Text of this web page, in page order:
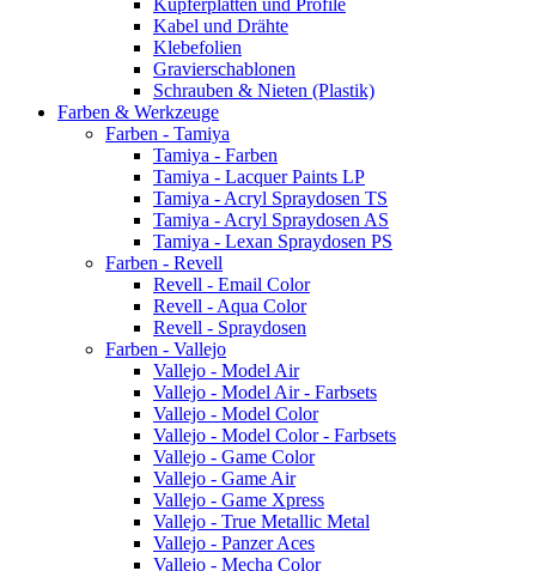
Kupferplatten und Profile
Kabel und Drähte
Klebefolien
Gravierschablonen
Schrauben & Nieten (Plastik)
Farben & Werkzeuge
Farben - Tamiya
Tamiya - Farben
Tamiya - Lacquer Paints LP
Tamiya - Acryl Spraydosen TS
Tamiya - Acryl Spraydosen AS
Tamiya - Lexan Spraydosen PS
Farben - Revell
Revell - Email Color
Revell - Aqua Color
Revell - Spraydosen
Farben - Vallejo
Vallejo - Model Air
Vallejo - Model Air - Farbsets
Vallejo - Model Color
Vallejo - Model Color - Farbsets
Vallejo - Game Color
Vallejo - Game Air
Vallejo - Game Xpress
Vallejo - True Metallic Metal
Vallejo - Panzer Aces
Vallejo - Mecha Color